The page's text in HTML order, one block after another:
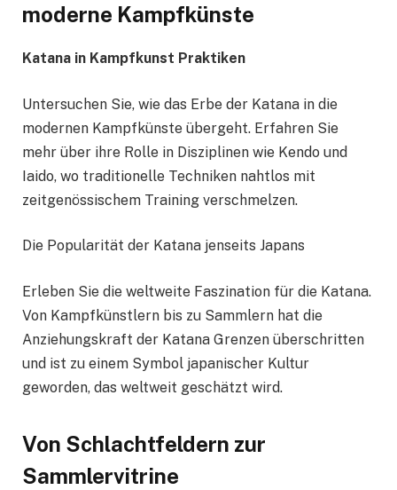
moderne Kampfkünste
Katana in Kampfkunst Praktiken
Untersuchen Sie, wie das Erbe der Katana in die
modernen Kampfkünste übergeht. Erfahren Sie
mehr über ihre Rolle in Disziplinen wie Kendo und
Iaido, wo traditionelle Techniken nahtlos mit
zeitgenössischem Training verschmelzen.
Die Popularität der Katana jenseits Japans
Erleben Sie die weltweite Faszination für die Katana.
Von Kampfkünstlern bis zu Sammlern hat die
Anziehungskraft der Katana Grenzen überschritten
und ist zu einem Symbol japanischer Kultur
geworden, das weltweit geschätzt wird.
Von Schlachtfeldern zur
Sammlervitrine